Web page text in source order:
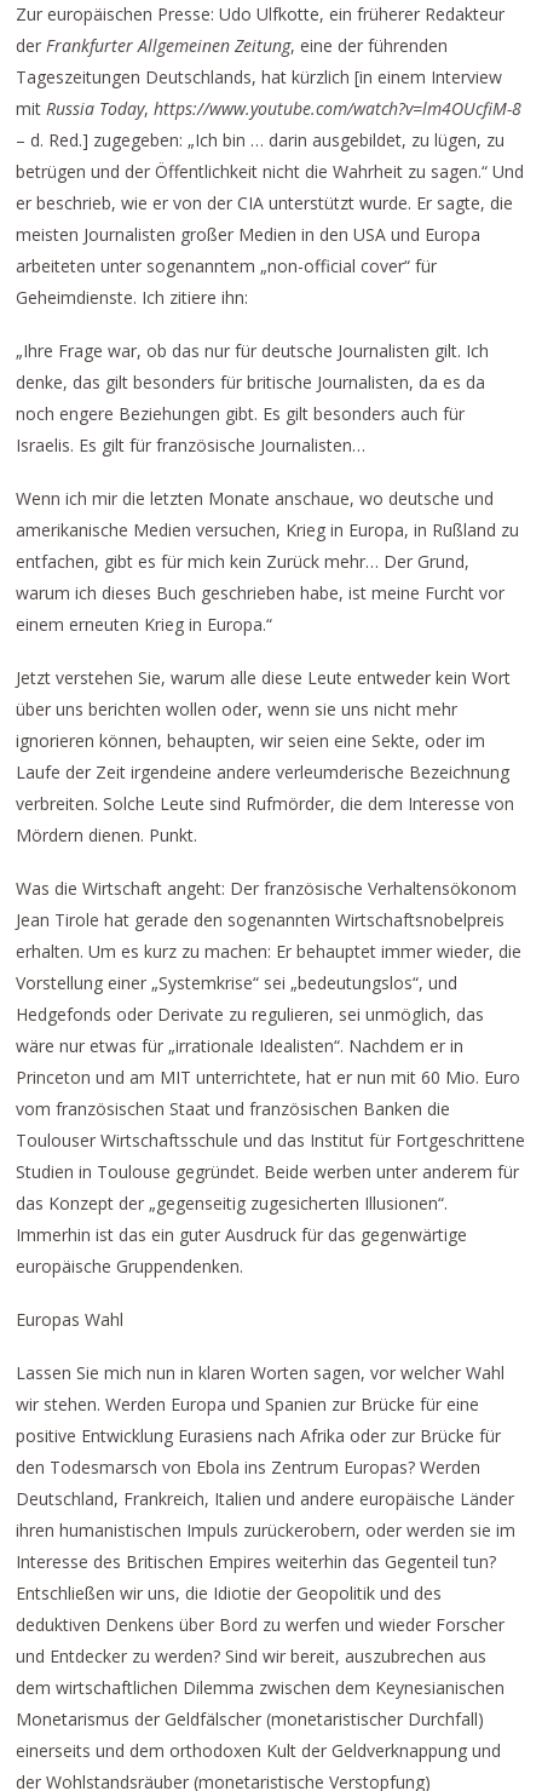
Zur europäischen Presse: Udo Ulfkotte, ein früherer Redakteur
derFrankfurter Allgemeinen Zeitung, eine der führenden
Tageszeitungen Deutschlands, hat kürzlich [in einem Interview
mitRussia Today,https://www.youtube.com/watch?v=lm4OUcfiM-8
– d. Red.] zugegeben: „Ich bin … darin ausgebildet, zu lügen, zu
betrügen und der Öffentlichkeit nicht die Wahrheit zu sagen.“ Und
er beschrieb, wie er von der CIA unterstützt wurde. Er sagte, die
meisten Journalisten großer Medien in den USA und Europa
arbeiteten unter sogenanntem „non-official cover“ für
Geheimdienste. Ich zitiere ihn:
„Ihre Frage war, ob das nur für deutsche Journalisten gilt. Ich
denke, das gilt besonders für britische Journalisten, da es da
noch engere Beziehungen gibt. Es gilt besonders auch für
Israelis. Es gilt für französische Journalisten…
Wenn ich mir die letzten Monate anschaue, wo deutsche und
amerikanische Medien versuchen, Krieg in Europa, in Rußland zu
entfachen, gibt es für mich kein Zurück mehr… Der Grund,
warum ich dieses Buch geschrieben habe, ist meine Furcht vor
einem erneuten Krieg in Europa.“
Jetzt verstehen Sie, warum alle diese Leute entweder kein Wort
über uns berichten wollen oder, wenn sie uns nicht mehr
ignorieren können, behaupten, wir seien eine Sekte, oder im
Laufe der Zeit irgendeine andere verleumderische Bezeichnung
verbreiten. Solche Leute sind Rufmörder, die dem Interesse von
Mördern dienen. Punkt.
Was die Wirtschaft angeht: Der französische Verhaltensökonom
Jean Tirole hat gerade den sogenannten Wirtschaftsnobelpreis
erhalten. Um es kurz zu machen: Er behauptet immer wieder, die
Vorstellung einer „Systemkrise“ sei „bedeutungslos“, und
Hedgefonds oder Derivate zu regulieren, sei unmöglich, das
wäre nur etwas für „irrationale Idealisten“. Nachdem er in
Princeton und am MIT unterrichtete, hat er nun mit 60 Mio. Euro
vom französischen Staat und französischen Banken die
Toulouser Wirtschaftsschule und das Institut für Fortgeschrittene
Studien in Toulouse gegründet. Beide werben unter anderem für
das Konzept der „gegenseitig zugesicherten Illusionen“.
Immerhin ist das ein guter Ausdruck für das gegenwärtige
europäische Gruppendenken.
Europas Wahl
Lassen Sie mich nun in klaren Worten sagen, vor welcher Wahl
wir stehen. Werden Europa und Spanien zur Brücke für eine
positive Entwicklung Eurasiens nach Afrika oder zur Brücke für
den Todesmarsch von Ebola ins Zentrum Europas? Werden
Deutschland, Frankreich, Italien und andere europäische Länder
ihren humanistischen Impuls zurückerobern, oder werden sie im
Interesse des Britischen Empires weiterhin das Gegenteil tun?
Entschließen wir uns, die Idiotie der Geopolitik und des
deduktiven Denkens über Bord zu werfen und wieder Forscher
und Entdecker zu werden? Sind wir bereit, auszubrechen aus
dem wirtschaftlichen Dilemma zwischen dem Keynesianischen
Monetarismus der Geldfälscher (monetaristischer Durchfall)
einerseits und dem orthodoxen Kult der Geldverknappung und
der Wohlstandsräuber (monetaristische Verstopfung)